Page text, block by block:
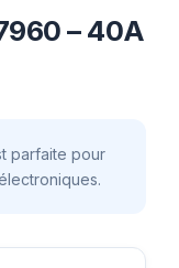
– 40A
parfaite pour